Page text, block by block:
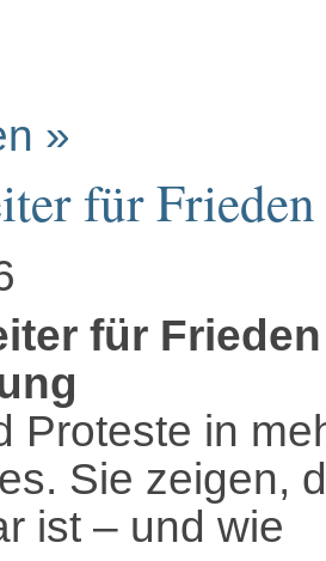
»
für Frieden
für
Proteste in
Sie zeigen,
ist – und wie